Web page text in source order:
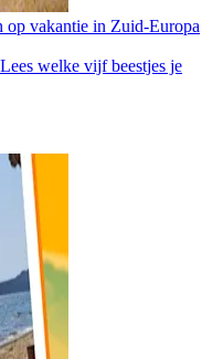
op vakantie in Zuid-Europa
welke vijf beestjes je